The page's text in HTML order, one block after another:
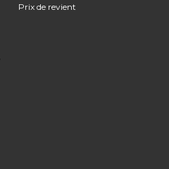
Prix de revient